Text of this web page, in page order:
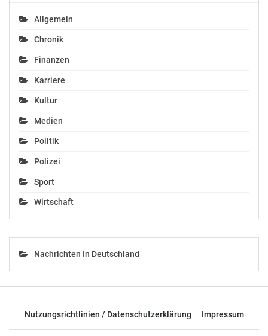
ASFINAG: Herbstferien
für neue Reisewelle auf
Transitrouten
Oktober 10, 2019
In "Chronik"
Allgemein
Chronik
Finanzen
Karriere
Kultur
Medien
Politik
Polizei
Sport
Wirtschaft
Nachrichten In Deutschland
Nutzungsrichtlinien / Datenschutzerklärung Impressum